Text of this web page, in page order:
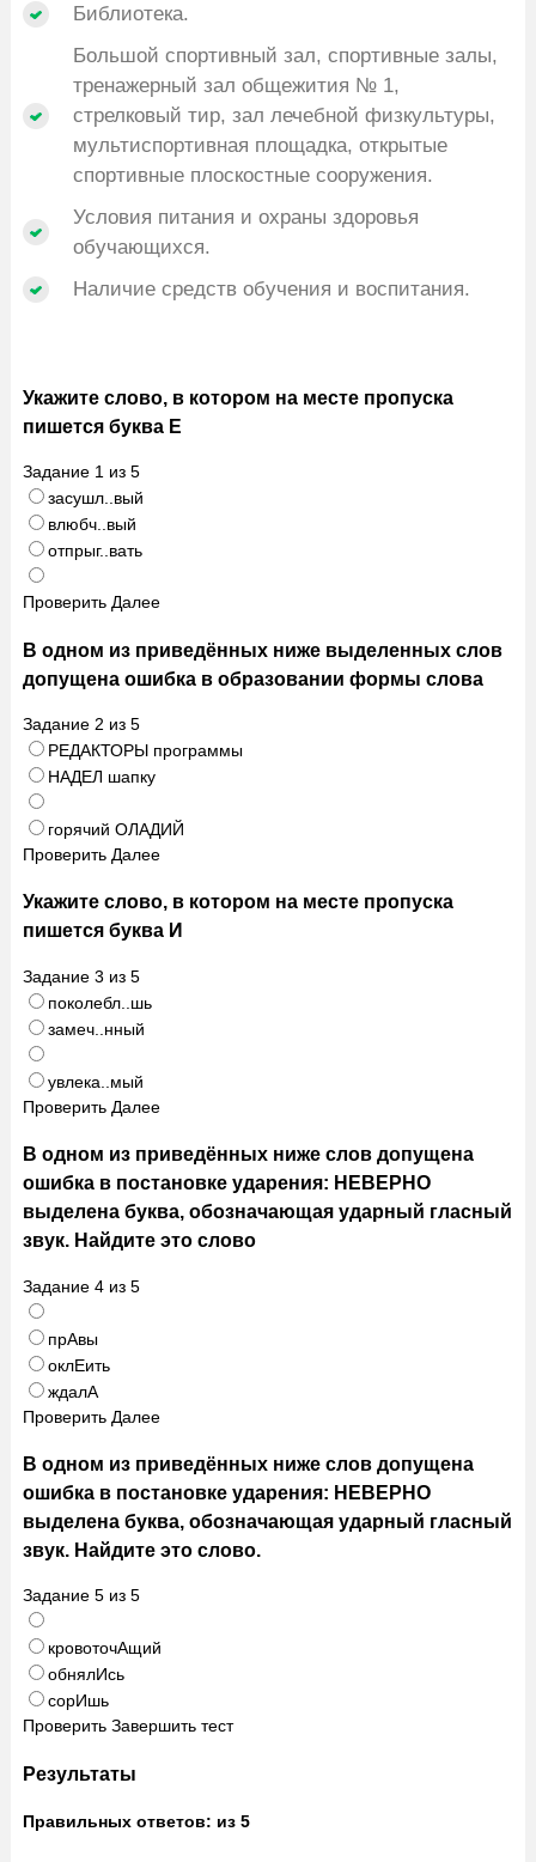
Библиотека.
Большой спортивный зал, спортивные залы,
тренажерный зал общежития № 1,
стрелковый тир, зал лечебной физкультуры,
мультиспортивная площадка, открытые
спортивные плоскостные сооружения.
Условия питания и охраны здоровья
обучающихся.
Наличие средств обучения и воспитания.
Укажите слово, в котором на месте пропуска
пишется буква Е
Задание 1из 5
засушл..вый
влюбч..вый
отпрыг..вать
Проверить Далее
В одном из приведённых ниже выделенных слов
допущена ошибка в образовании формы слова
Задание 2 из 5
РЕДАКТОРЫ программы
НАДЕЛ шапку
горячий ОЛАДИЙ
Проверить Далее
Укажите слово, в котором на месте пропуска
пишется буква И
Задание 3 из 5
поколебл..шь
замеч..нный
увлека..мый
Проверить Далее
В одном из приведённых ниже слов допущена
ошибка в постановке ударения: НЕВЕРНО
выделена буква, обозначающая ударный гласный
звук. Найдите это слово
Задание 4из 5
прАвы
оклЕить
ждалА
Проверить Далее
В одном из приведённых ниже слов допущена
ошибка в постановке ударения: НЕВЕРНО
выделена буква, обозначающая ударный гласный
звук. Найдите это слово.
Задание 5из 5
кровоточАщий
обнялИсь
сорИшь
Проверить Завершить тест
Результаты
Правильных ответов: из 5